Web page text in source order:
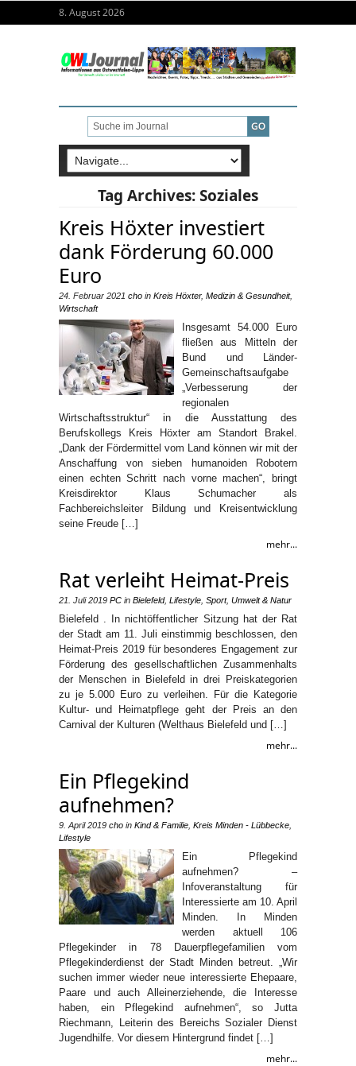
8. August 2026
Tag Archives:Soziales
Kreis Höxter investiert
dank Förderung 60.000
Euro
24. Februar 2021 cho in Kreis Höxter, Medizin & Gesundheit,
Wirtschaft
Insgesamt 54.000 Euro
fließen aus Mitteln der
Bund und Länder-
Gemeinschaftsaufgabe
„Verbesserung der
regionalen
Wirtschaftsstruktur“ in die Ausstattung des
Berufskollegs Kreis Höxter am Standort Brakel.
„Dank der Fördermittel vom Land können wir mit der
Anschaffung von sieben humanoiden Robotern
einen echten Schritt nach vorne machen“, bringt
Kreisdirektor Klaus Schumacher als
Fachbereichsleiter Bildung und Kreisentwicklung
seine Freude […]
mehr...
Rat verleiht Heimat-Preis
21. Juli 2019 PC in Bielefeld, Lifestyle Sport, Umwelt & Natur
Bielefeld . In nichtöffentlicher Sitzung hat der Rat
der Stadt am 11. Juli einstimmig beschlossen, den
Heimat-Preis 2019 für besonderes Engagement zur
Förderung des gesellschaftlichen Zusammenhalts
der Menschen in Bielefeld in drei Preiskategorien
zu je 5.000 Euro zu verleihen. Für die Kategorie
Kultur- und Heimatpflege geht der Preis an den
Carnival der Kulturen (Welthaus Bielefeld und […]
mehr...
Ein Pflegekind
aufnehmen?
9. April 2019 cho in Kind & Familie Kreis Minden - Lübbecke
Lifestyle
Ein Pflegekind
aufnehmen? –
Infoveranstaltung für
Interessierte am 10. April
Minden. In Minden
werden aktuell 106
Pflegekinder in 78 Dauerpflegefamilien vom
Pflegekinderdienst der Stadt Minden betreut. „Wir
suchen immer wieder neue interessierte Ehepaare,
Paare und auch Alleinerziehende, die Interesse
haben, ein Pflegekind aufnehmen“, so Jutta
Riechmann, Leiterin des Bereichs Sozialer Dienst
Jugendhilfe. Vor diesem Hintergrund findet […]
mehr...